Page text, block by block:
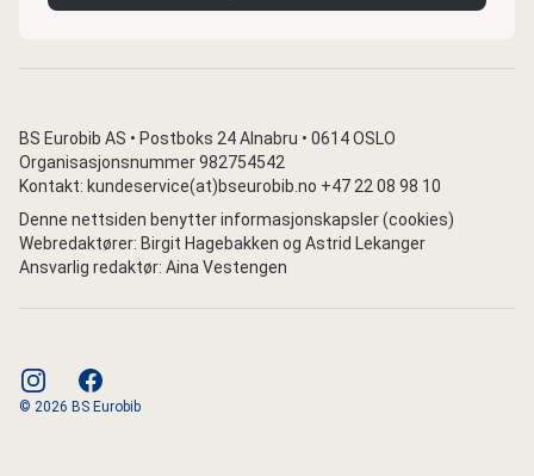
BS Eurobib AS • Postboks 24 Alnabru • 0614 OSLO
Organisasjonsnummer 982754542
Kontakt: kundeservice(at)bseurobib.no +47 22 08 98 10
Denne nettsiden benytter informasjonskapsler (cookies)
Webredaktører: Birgit Hagebakken og Astrid Lekanger
Ansvarlig redaktør: Aina Vestengen
instagramfacebook
© 2026 BS Eurobib